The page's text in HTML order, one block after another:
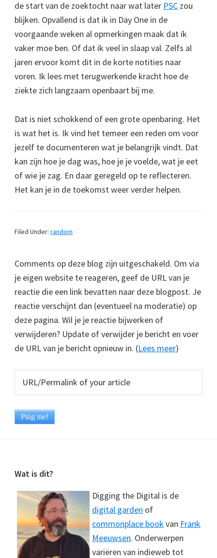
de start van de zoektocht naar wat later PSC zou
blijken. Opvallend is dat ik in Day One in de
voorgaande weken al opmerkingen maak dat ik
vaker moe ben. Of dat ik veel in slaap val. Zelfs al
jaren ervoor komt dit in de korte notities naar
voren. Ik lees met terugwerkende kracht hoe de
ziekte zich langzaam openbaart bij me.
Dat is niet schokkend of een grote openbaring. Het
is wat het is. Ik vind het temeer een reden om voor
jezelf te documenteren wat je belangrijk vindt. Dat
kan zijn hoe je dag was, hoe je je voelde, wat je eet
of wie je zag. En daar geregeld op te reflecteren.
Het kan je in de toekomst weer verder helpen.
Filed Under: random
Comments op deze blog zijn uitgeschakeld. Om via
je eigen website te reageren, geef de URL van je
reactie die een link bevatten naar deze blogpost. Je
reactie verschijnt dan (eventueel na moderatie) op
deze pagina. Wil je je reactie bijwerken of
verwijderen? Update of verwijder je bericht en voer
de URL van je bericht opnieuw in. (Lees meer)
Footer
Wat is dit?
Digging the Digital is de
digital garden of
commonplace bookvan Frank
Meeuwsen. Onderwerpen
variëren van indieweb tot